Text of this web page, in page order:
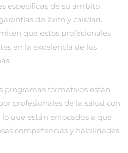
específicas de su ámbito
de éxito y calidad.
que estos profesionales
en la excelencia de los
programas formativos están
profesionales de la salud con
que están enfocados a que
competencias y habilidades